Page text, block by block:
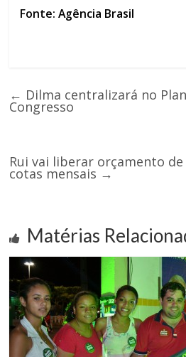
Fonte: Agência Brasil
← Dilma centralizará no
Congresso
Rui vai liberar orçamento
cotas mensais →
Matérias